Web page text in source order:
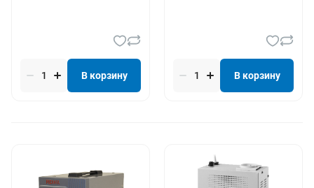
В корзину В корзину